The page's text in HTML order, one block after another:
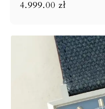
4.999.00 zł